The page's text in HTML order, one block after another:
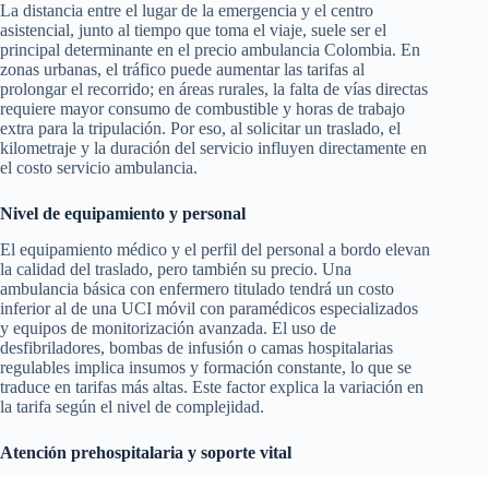
La distancia entre el lugar de la emergencia y el centro
asistencial, junto al tiempo que toma el viaje, suele ser el
principal determinante en el precio ambulancia Colombia. En
zonas urbanas, el tráfico puede aumentar las tarifas al
prolongar el recorrido; en áreas rurales, la falta de vías directas
requiere mayor consumo de combustible y horas de trabajo
extra para la tripulación. Por eso, al solicitar un traslado, el
kilometraje y la duración del servicio influyen directamente en
el costo servicio ambulancia.
Nivel de equipamiento y personal
El equipamiento médico y el perfil del personal a bordo elevan
la calidad del traslado, pero también su precio. Una
ambulancia básica con enfermero titulado tendrá un costo
inferior al de una UCI móvil con paramédicos especializados
y equipos de monitorización avanzada. El uso de
desfibriladores, bombas de infusión o camas hospitalarias
regulables implica insumos y formación constante, lo que se
traduce en tarifas más altas. Este factor explica la variación en
la tarifa según el nivel de complejidad.
Atención prehospitalaria y soporte vital